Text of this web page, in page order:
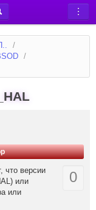
/
/
0
что версии
или
или